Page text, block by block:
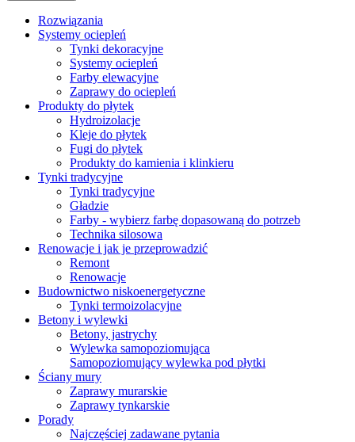
Rozwiązania
Systemy ociepleń
Tynki dekoracyjne
Systemy ociepleń
Farby elewacyjne
Zaprawy do ociepleń
Produkty do płytek
Hydroizolacje
Kleje do płytek
Fugi do płytek
Produkty do kamienia i klinkieru
Tynki tradycyjne
Tynki tradycyjne
Gładzie
Farby - wybierz farbę dopasowaną do potrzeb
Technika silosowa
Renowacje i jak je przeprowadzić
Remont
Renowacje
Budownictwo niskoenergetyczne
Tynki termoizolacyjne
Betony i wylewki
Betony, jastrychy
Wylewka samopoziomująca
Samopoziomujący wylewka pod płytki
Ściany mury
Zaprawy murarskie
Zaprawy tynkarskie
Porady
Najczęściej zadawane pytania